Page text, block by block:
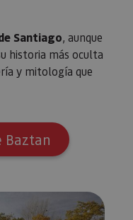
Santiago, aunque
historia más oculta
y mitología que
Baztan